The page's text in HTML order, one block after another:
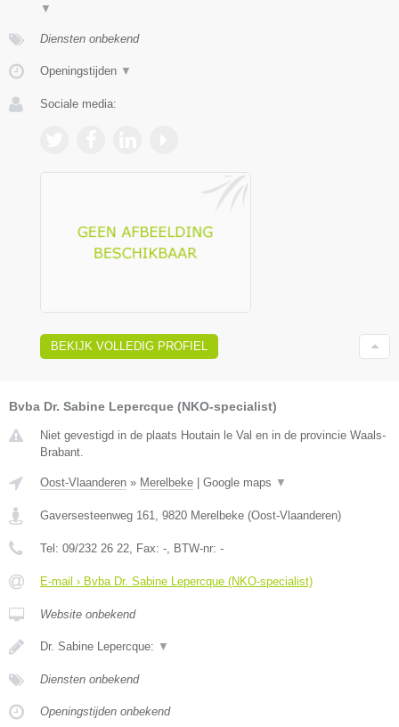
▼
Diensten onbekend
Openingstijden ▼
Sociale media:
BEKIJK VOLLEDIG PROFIEL
Bvba Dr. Sabine Lepercque (NKO-specialist)
Niet gevestigd in de plaats Houtain le Val en in de provincie Waals-
Brabant.
Oost-Vlaanderen » Merelbeke Google maps ▼
Gaversesteenweg 161, 9820 Merelbeke (Oost-Vlaanderen)
Tel: 09/232 26 22, Fax: -, BTW-nr: -
E-mail › Bvba Dr. Sabine Lepercque (NKO-specialist)
Website onbekend
Dr. Sabine Lepercque: ▼
Diensten onbekend
Openingstijden onbekend